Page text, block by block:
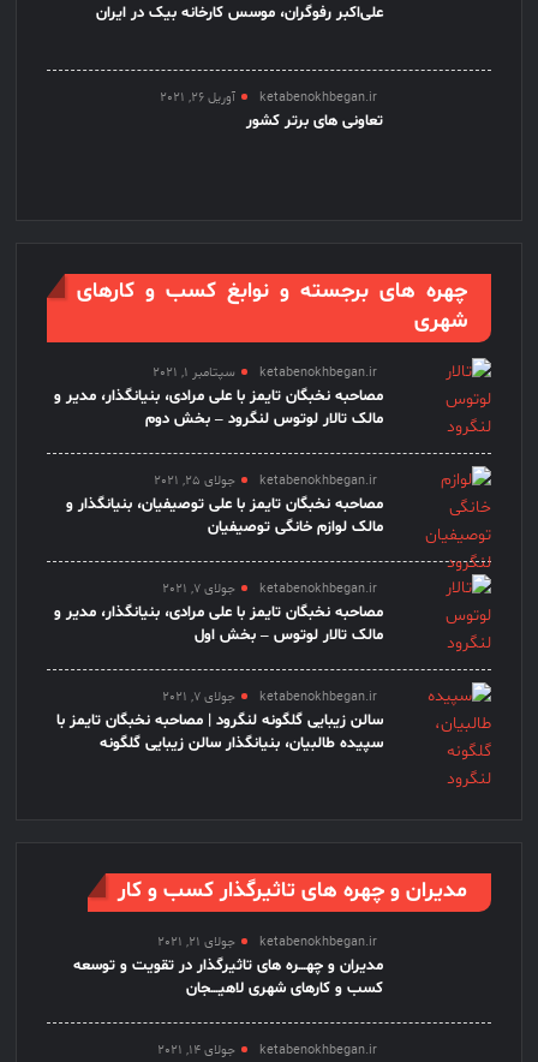
علی‌اکبر رفوگران، موسس کارخانه بیک در ایران
ketabenokhbegan.ir آوریل 26, 2021
تعاونی های برتر کشور
چهره های برجسته و نوابغ کسب و کارهای
شهری
ketabenokhbegan.ir سپتامبر 1, 2021
مصاحبه نخبگان تایمز با علی مرادی، بنیانگذار، مدیر و
مالک تالار لوتوس لنگرود – بخش دوم
ketabenokhbegan.ir جولای 25, 2021
مصاحبه نخبگان تایمز با علی توصیفیان، بنیانگذار و
مالک لوازم خانگی توصیفیان
ketabenokhbegan.ir جولای 7, 2021
مصاحبه نخبگان تایمز با علی مرادی، بنیانگذار، مدیر و
مالک تالار لوتوس – بخش اول
ketabenokhbegan.ir جولای 7, 2021
سالن زیبایی گلگونه لنگرود | مصاحبه نخبگان تایمز با
سپیده طالبیان، بنیانگذار سالن زیبایی گلگونه
مدیران و چهره های تاثیرگذار کسب و کار
ketabenokhbegan.ir جولای 21, 2021
مدیران و چهـــره های تاثیرگذار در تقویت و توسعه
کسب و کارهای شهری لاهیـــجان
ketabenokhbegan.ir جولای 14, 2021